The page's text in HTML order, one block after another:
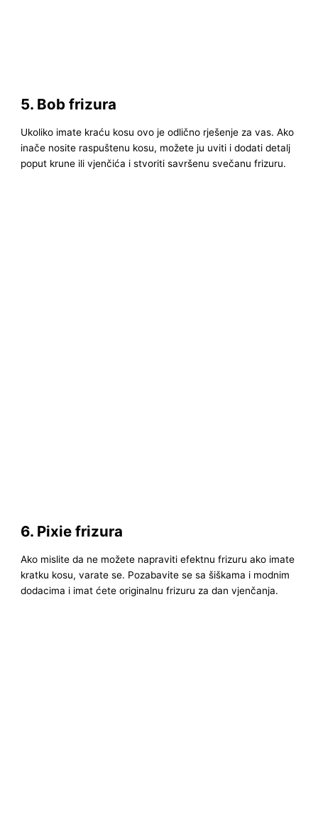
5. Bob frizura
Ukoliko imate kraću kosu ovo je odlično rješenje za vas. Ako
inače nosite raspuštenu kosu, možete ju uviti i dodati detalj
poput krune ili vjenčića i stvoriti savršenu svečanu frizuru.
6. Pixie frizura
Ako mislite da ne možete napraviti efektnu frizuru ako imate
kratku kosu, varate se. Pozabavite se sa šiškama i modnim
dodacima i imat ćete originalnu frizuru za dan vjenčanja.